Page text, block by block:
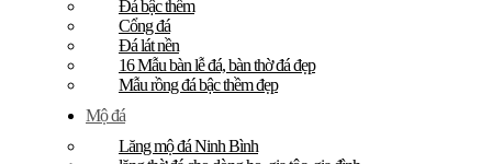
Đá bậc thềm
Cổng đá
Đá lát nền
16 Mẫu bàn lễ đá, bàn thờ đá đẹp
Mẫu rồng đá bậc thềm đẹp
Mộ đá
Lăng mộ đá Ninh Bình